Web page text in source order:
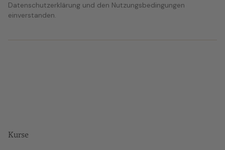
Datenschutzerklärung und den Nutzungsbedingungen
einverstanden.
Kurse